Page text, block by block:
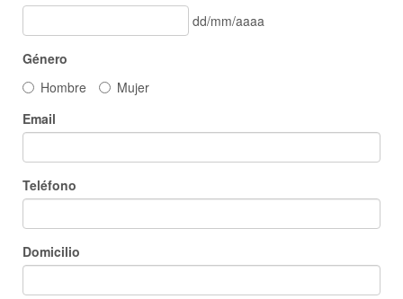
dd/mm/aaaa
Género
Hombre
Mujer
Email
Teléfono
Domicilio